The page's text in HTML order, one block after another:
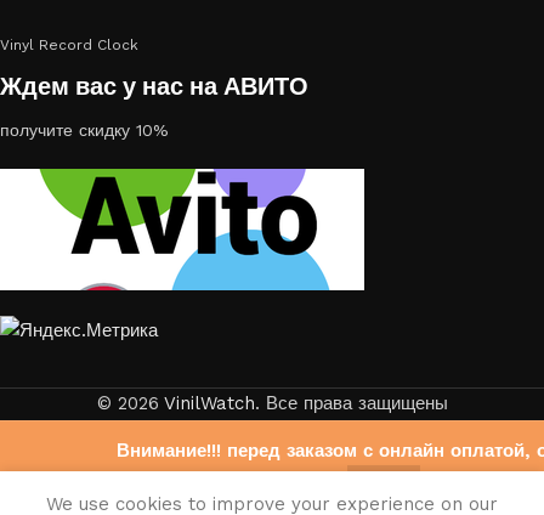
Внимание!!! перед заказом с онлайн оплатой,
https://www.avito.ru/brands/
Vinyl Record Clock
Ждем вас у нас на АВИТО
получите скидку 10%
© 2026 VinilWatch. Все права защищены
We use cookies to improve your experience on our